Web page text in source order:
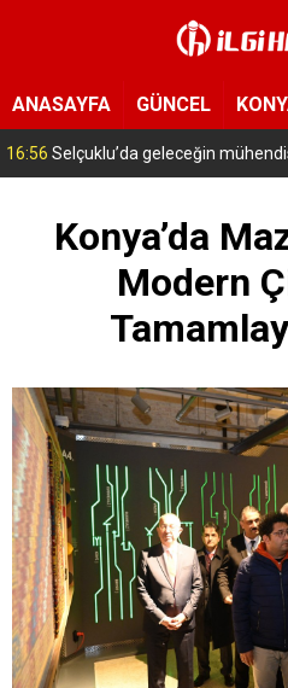
ANASAYFA GÜNCEL
16:56 Selçuklu’da geleceğin mühendisleri
Konya’da
Modern